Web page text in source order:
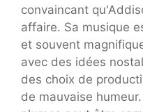
convaincant
affaire. Sa musique
et souvent
avec des idées
des choix de
de mauvaise